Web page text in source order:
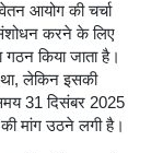
आयोग की चर्चा
करने के लिए
किया जाता है।
लेकिन इसकी
31 दिसंबर 2025
मांग उठने लगी है।